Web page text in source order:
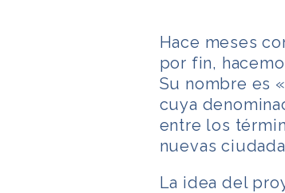
Hace meses
por fin,
Su nombre es «
cuya
entre los
nuevas
La idea del